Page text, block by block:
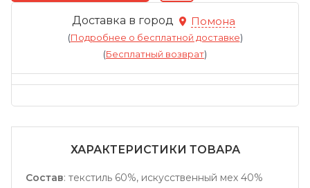
Доставка в город Помона
(Подробнее о бесплатной доставке)
(Бесплатный возврат)
ХАРАКТЕРИСТИКИ ТОВАРА
Состав: текстиль 60%, искусственный мех 40%